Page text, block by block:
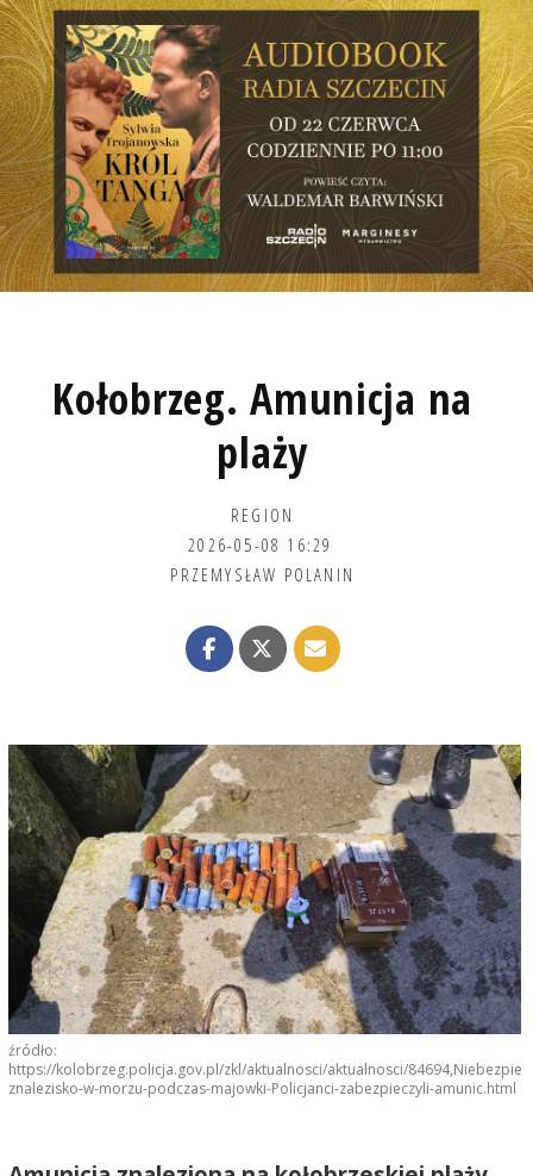
Kołobrzeg. Amunicja na
plaży
REGION
2026-05-08 16:29
PRZEMYSŁAW POLANIN
źródło:
https://kolobrzeg.policja.gov.pl/zkl/aktualnosci/aktualnosci/
znalezisko-w-morzu-podczas-majowki-Policjanci-zabezpieczyli-amunic.html